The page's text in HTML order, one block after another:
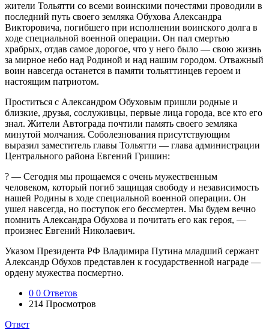
жители Тольятти со всеми воинскими почестями проводили в
последний путь своего земляка Обухова Александра
Викторовича, погибшего при исполнении воинского долга в
ходе специальной военной операции. Он пал смертью
храбрых, отдав самое дорогое, что у него было — свою жизнь
за мирное небо над Родиной и над нашим городом. Отважный
воин навсегда останется в памяти тольяттинцев героем и
настоящим патриотом.
Проститься с Александром Обуховым пришли родные и
близкие, друзья, сослуживцы, первые лица города, все кто его
знал. Жители Автограда почтили память своего земляка
минутой молчания. Соболезнования присутствующим
выразил заместитель главы Тольятти — глава администрации
Центрального района Евгений Гришин:
? — Сегодня мы прощаемся с очень мужественным
человеком, который погиб защищая свободу и независимость
нашей Родины в ходе специальной военной операции. Он
ушел навсегда, но поступок его бессмертен. Мы будем вечно
помнить Александра Обухова и почитать его как героя, —
произнес Евгений Николаевич.
Указом Президента РФ Владимира Путина младший сержант
Александр Обухов представлен к государственной награде —
ордену мужества посмертно.
0 0 Ответов
214 Просмотров
Ответ